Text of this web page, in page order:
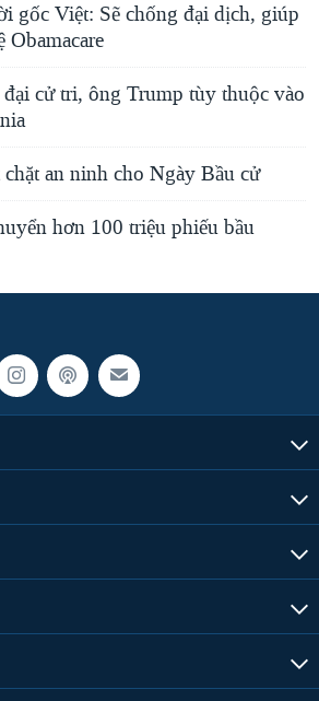
gốc Việt: Sẽ chống đại dịch, giúp
cử tri, ông Trump tùy thuộc vào
an ninh cho Ngày Bầu cử
hơn 100 triệu phiếu bầu